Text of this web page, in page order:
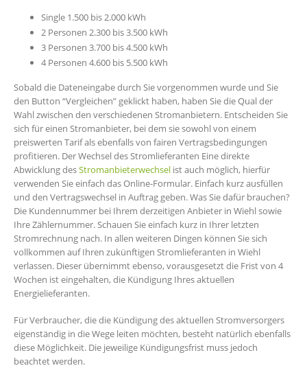
Single 1.500 bis 2.000 kWh
2 Personen 2.300 bis 3.500 kWh
3 Personen 3.700 bis 4.500 kWh
4 Personen 4.600 bis 5.500 kWh
Sobald die Dateneingabe durch Sie vorgenommen wurde und Sie
den Button “Vergleichen” geklickt haben, haben Sie die Qual der
Wahl zwischen den verschiedenen Stromanbietern. Entscheiden Sie
sich für einen Stromanbieter, bei dem sie sowohl von einem
preiswerten Tarif als ebenfalls von fairen Vertragsbedingungen
profitieren. Der Wechsel des Stromlieferanten Eine direkte
Abwicklung desStromanbieterwechsel ist auch möglich, hierfür
verwenden Sie einfach das Online-Formular. Einfach kurz ausfüllen
und den Vertragswechsel in Auftrag geben. Was Sie dafür brauchen?
Die Kundennummer bei Ihrem derzeitigen Anbieter in Wiehl sowie
Ihre Zählernummer. Schauen Sie einfach kurz in Ihrer letzten
Stromrechnung nach. In allen weiteren Dingen können Sie sich
vollkommen auf Ihren zukünftigen Stromlieferanten in Wiehl
verlassen. Dieser übernimmt ebenso, vorausgesetzt die Frist von 4
Wochen ist eingehalten, die Kündigung Ihres aktuellen
Energielieferanten.
Für Verbraucher, die die Kündigung des aktuellen Stromversorgers
eigenständig in die Wege leiten möchten, besteht natürlich ebenfalls
diese Möglichkeit. Die jeweilige Kündigungsfrist muss jedoch
beachtet werden.